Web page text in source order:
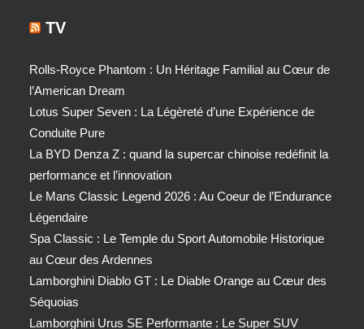
TV
Rolls-Royce Phantom : Un Héritage Familial au Cœur de
l’American Dream
Lotus Super Seven : La Légèreté d’une Expérience de
Conduite Pure
La BYD Denza Z : quand la supercar chinoise redéfinit la
performance et l’innovation
Le Mans Classic Legend 2026 : Au Coeur de l’Endurance
Légendaire
Spa Classic : Le Temple du Sport Automobile Historique
au Cœur des Ardennes
Lamborghini Diablo GT : Le Diable Orange au Cœur des
Séquoias
Lamborghini Urus SE Performante : Le Super SUV